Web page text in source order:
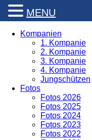
Kompanien
1. Kompanie
2. Kompanie
3. Kompanie
4. Kompanie
Jungschützen
Fotos
Fotos 2026
Fotos 2025
Fotos 2024
Fotos 2023
Fotos 2022
MENU